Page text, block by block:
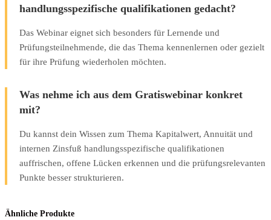
handlungsspezifische qualifikationen gedacht?
Das Webinar eignet sich besonders für Lernende und
Prüfungsteilnehmende, die das Thema kennenlernen oder gezielt
für ihre Prüfung wiederholen möchten.
Was nehme ich aus dem Gratiswebinar konkret
mit?
Du kannst dein Wissen zum Thema Kapitalwert, Annuität und
internen Zinsfuß handlungsspezifische qualifikationen
auffrischen, offene Lücken erkennen und die prüfungsrelevanten
Punkte besser strukturieren.
Ähnliche Produkte